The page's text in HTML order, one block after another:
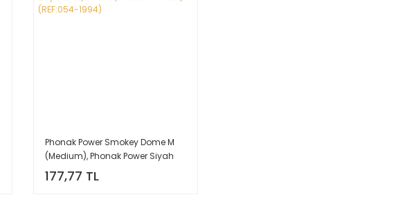
Phonak Power Smokey Dome M
(Medium), Phonak Power Siyah
Orta Boy Dome/Kubbe (1 Paket=10
Adet) (REF:054-1994)
177,77 TL